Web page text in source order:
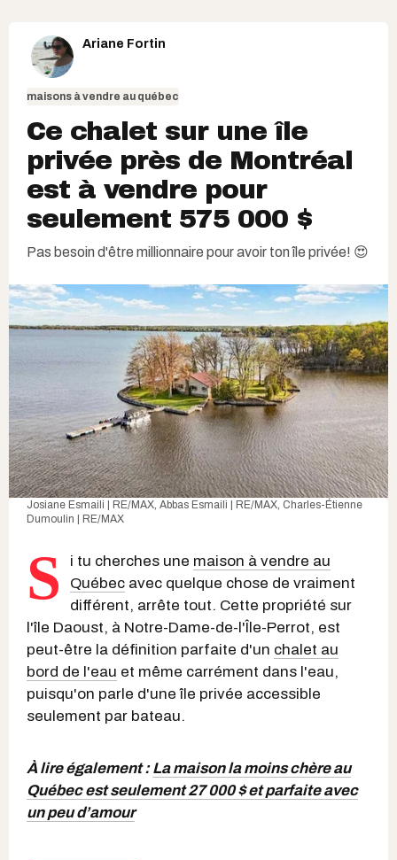
Ariane Fortin
maisons à vendre au québec
Ce chalet sur une île
privée près de Montréal
est à vendre pour
seulement 575 000 $
Pas besoin d'être millionnaire pour avoir ton île privée! 😍
Josiane Esmaili | RE/MAX, Abbas Esmaili | RE/MAX, Charles-Étienne
Dumoulin | RE/MAX
S i tu cherches une maison à vendre au
Québec avec quelque chose de vraiment
différent, arrête tout. Cette propriété sur
l'île Daoust, à Notre-Dame-de-l'Île-Perrot, est
peut-être la définition parfaite d'un chalet au
bord de l'eau et même carrément dans l'eau,
puisqu'on parle d'une île privée accessible
seulement par bateau.
À lire également :La maison la moins chère au
Québec est seulement 27 000 $ et parfaite avec
un peu d’amour